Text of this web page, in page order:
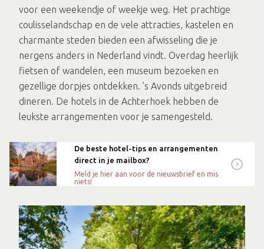
voor een weekendje of weekje weg. Het prachtige
coulisselandschap en de vele attracties, kastelen en
charmante steden bieden een afwisseling die je
nergens anders in Nederland vindt. Overdag heerlijk
fietsen of wandelen, een museum bezoeken en
gezellige dorpjes ontdekken. ’s Avonds uitgebreid
dineren. De hotels in de Achterhoek hebben de
leukste arrangementen voor je samengesteld.
De beste hotel-tips en arrangementen
direct in je mailbox?
Meld je hier aan voor de nieuwsbrief en mis
niets!